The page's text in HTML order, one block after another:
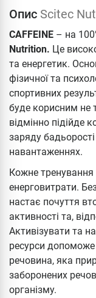
Опис Scitec
CAFFEINE – на
Nutrition. Це
та енергетик.
фізичної та
спортивних
буде корисним не
відмінно підійде
заряду
навантаженнях.
Кожне тренування
енерговитрати.
настає почуття
активності та,
Активізувати та
ресурси
речовина, яка
заборонених
організму.